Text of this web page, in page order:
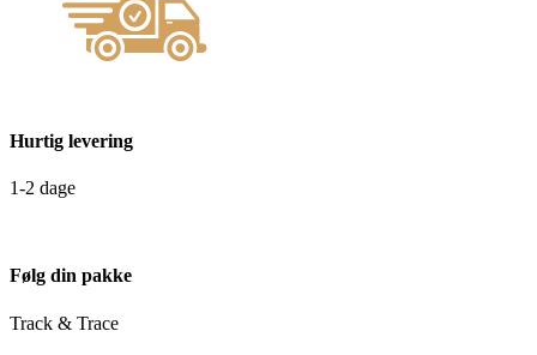
Hurtig levering
1-2 dage
Følg din pakke
Track & Trace